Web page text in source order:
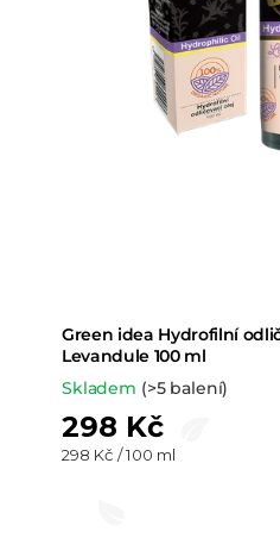
Green idea Hydrofilní
Levandule 100 ml
Skladem (>5 balení)
298 Kč
Měrná
298 Kč / 100 ml